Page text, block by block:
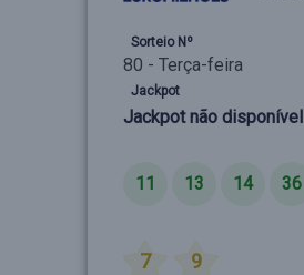
Sorteio Nº
80 - Terça-feira
Jackpot
Jackpot não disponível
11 13 14 36
7 9